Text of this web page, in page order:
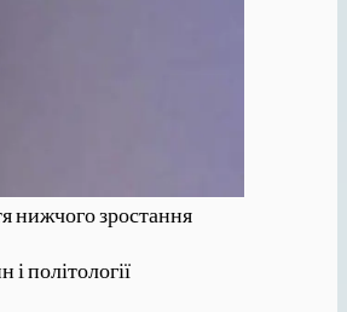
нижчого зростання
політології